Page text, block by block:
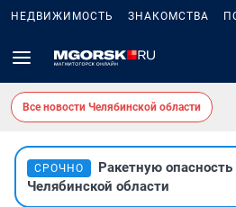
НЕДВИЖИМОСТЬ ЗНАКОМСТВА
Все новости Челябинской области
СРОЧНО
Ракетную
Челябинской области